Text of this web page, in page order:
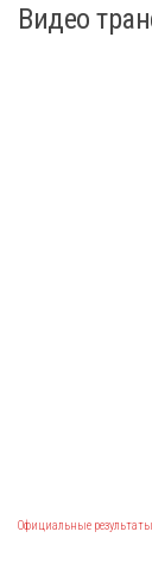
Видео
Официальные результаты